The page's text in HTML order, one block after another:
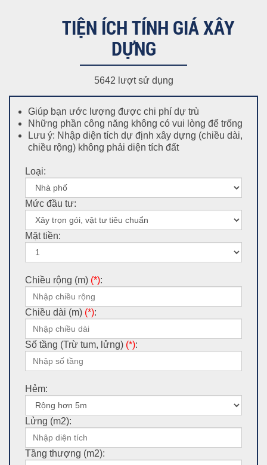
TIỆN ÍCH TÍNH GIÁ XÂY
DỰNG
5642 lượt sử dụng
Giúp bạn ước lượng được chi phí dự trù
Những phần công năng không có vui lòng để trống
Lưu ý: Nhập diện tích dự định xây dựng (chiều dài,
chiều rộng) không phải diện tích đất
Loại:
Mức đầu tư:
Mặt tiền:
Chiều rộng (m) (*):
Chiều dài (m) (*):
Số tầng (Trừ tum, lửng) (*):
Hẻm:
Lửng (m2):
Tầng thượng (m2):